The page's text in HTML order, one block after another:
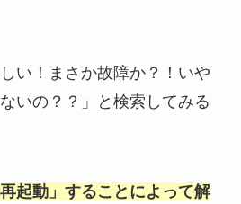
い！まさか故障か？！いや
いの？？」と検索してみる
起動」することによって解